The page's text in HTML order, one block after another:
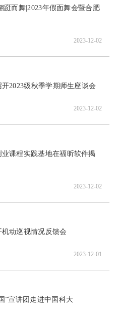
2023-12-02
2023-12-02
2023-12-02
2023-12-01